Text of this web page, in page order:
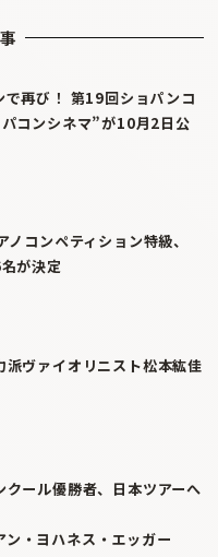
で再び！ 第19回ショパンコ
コンシネマ”が10月2日公
コンペティション特級、
が決定
派ヴァイオリニスト松本紘佳
ール優勝者、日本ツアーへ
・ヨハネス・エッガー